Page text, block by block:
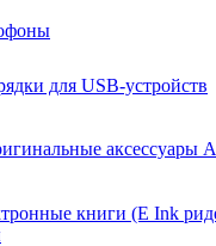
для USB-устройств
аксессуары
книги (E Ink